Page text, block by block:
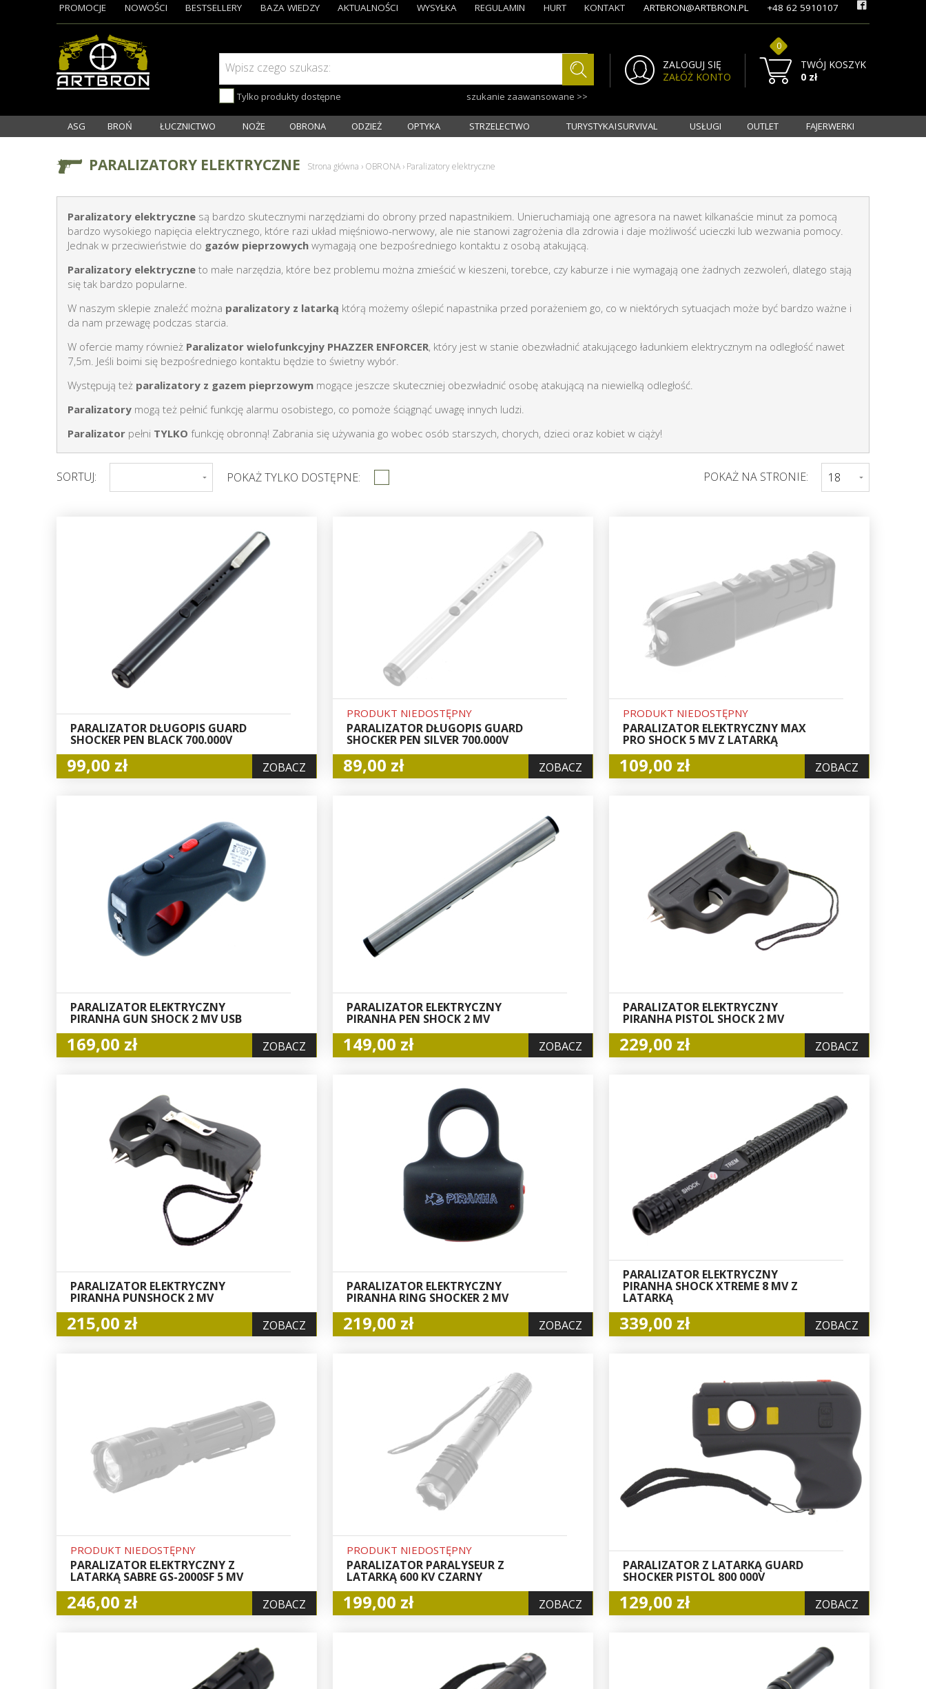
Wpisz czego szukasz:
Tylko produkty dostępne szukanie zaawansowane >>
ZALOGUJ SIĘ
ZAŁÓŻ KONTO
TWÓJ KOSZYK
0
0 zł
PROMOCJE NOWOŚCI BESTSELLERY BAZA WIEDZY AKTUALNOŚCI WYSYŁKA REGULAMIN HURT KONTAKT ARTBRON@ARTBRON.PL +48 62 5910107
ASG BROŃ ŁUCZNICTWO NOŻE OBRONA ODZIEŻ OPTYKA STRZELECTWO TURYSTYKA I SURVIVAL USŁUGI OUTLET FAJERWERKI
PARALIZATORY ELEKTRYCZNE Strona główna › OBRONA › Paralizatory elektryczne
Paralizatory elektryczne są bardzo skutecznymi narzędziami do obrony przed napastnikiem. Unieruchamiają one agresora na nawet kilkanaście minut za pomocą
bardzo wysokiego napięcia elektrycznego, które razi układ mięśniowo-nerwowy, ale nie stanowi zagrożenia dla zdrowia i daje możliwość ucieczki lub wezwania pomocy.
Jednak w przeciwieństwie do gazów pieprzowych wymagają one bezpośredniego kontaktu z osobą atakującą.
Paralizatory elektryczne to małe narzędzia, które bez problemu można zmieścić w kieszeni, torebce, czy kaburze i nie wymagają one żadnych zezwoleń, dlatego stają
się tak bardzo popularne.
W naszym sklepie znaleźć można paralizatory z latarką którą możemy oślepić napastnika przed porażeniem go, co w niektórych sytuacjach może być bardzo ważne i
da nam przewagę podczas starcia.
W ofercie mamy również Paralizator wielofunkcyjny PHAZZER ENFORCER, który jest w stanie obezwładnić atakującego ładunkiem elektrycznym na odległość nawet
7,5m. Jeśli boimi się bezpośredniego kontaktu będzie to świetny wybór.
Występują też paralizatory z gazem pieprzowym mogące jeszcze skuteczniej obezwładnić osobę atakującą na niewielką odległość.
Paralizatory mogą też pełnić funkcję alarmu osobistego, co pomoże ściągnąć uwagę innych ludzi.
Paralizator pełni TYLKO funkcję obronną! Zabrania się używania go wobec osób starszych, chorych, dzieci oraz kobiet w ciąży!
SORTUJ: POKAŻ TYLKO DOSTĘPNE: POKAŻ NA STRONIE:
PARALIZATOR DŁUGOPIS GUARD
SHOCKER PEN BLACK 700.000V
99,00 zł ZOBACZ
PRODUKT NIEDOSTĘPNY
PARALIZATOR DŁUGOPIS GUARD
SHOCKER PEN SILVER 700.000V
89,00 zł ZOBACZ
PRODUKT NIEDOSTĘPNY
PARALIZATOR ELEKTRYCZNY MAX
PRO SHOCK 5 MV Z LATARKĄ
109,00 zł ZOBACZ
PARALIZATOR ELEKTRYCZNY
PIRANHA GUN SHOCK 2 MV USB
169,00 zł ZOBACZ
PARALIZATOR ELEKTRYCZNY
PIRANHA PEN SHOCK 2 MV
149,00 zł ZOBACZ
PARALIZATOR ELEKTRYCZNY
PIRANHA PISTOL SHOCK 2 MV
229,00 zł ZOBACZ
PARALIZATOR ELEKTRYCZNY
PIRANHA PUNSHOCK 2 MV
215,00 zł ZOBACZ
PARALIZATOR ELEKTRYCZNY
PIRANHA RING SHOCKER 2 MV
219,00 zł ZOBACZ
PARALIZATOR ELEKTRYCZNY
PIRANHA SHOCK XTREME 8 MV Z
LATARKĄ
339,00 zł ZOBACZ
PRODUKT NIEDOSTĘPNY
PARALIZATOR ELEKTRYCZNY Z
LATARKĄ SABRE GS-2000SF 5 MV
246,00 zł ZOBACZ
PRODUKT NIEDOSTĘPNY
PARALIZATOR PARALYSEUR Z
LATARKĄ 600 KV CZARNY
199,00 zł ZOBACZ
PARALIZATOR Z LATARKĄ GUARD
SHOCKER PISTOL 800 000V
129,00 zł ZOBACZ